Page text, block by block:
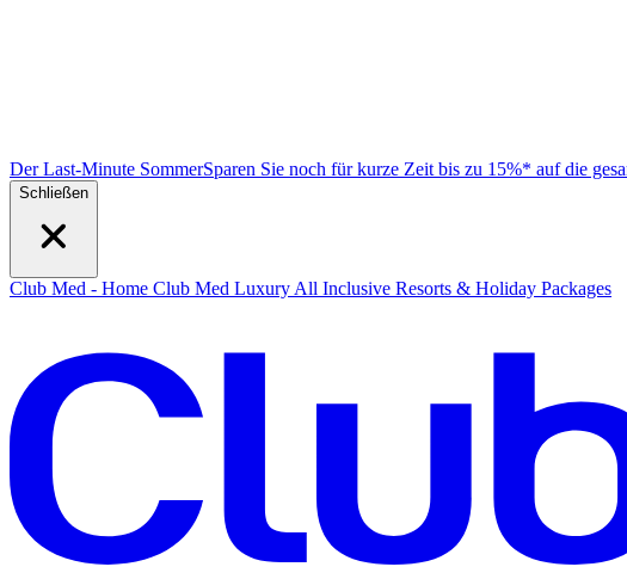
Der Last-Minute SommerSparen Sie noch für kurze Zeit bis zu 15%* auf die
Schließen
Club Med - Home Club Med Luxury All Inclusive Resorts & Holiday Packages